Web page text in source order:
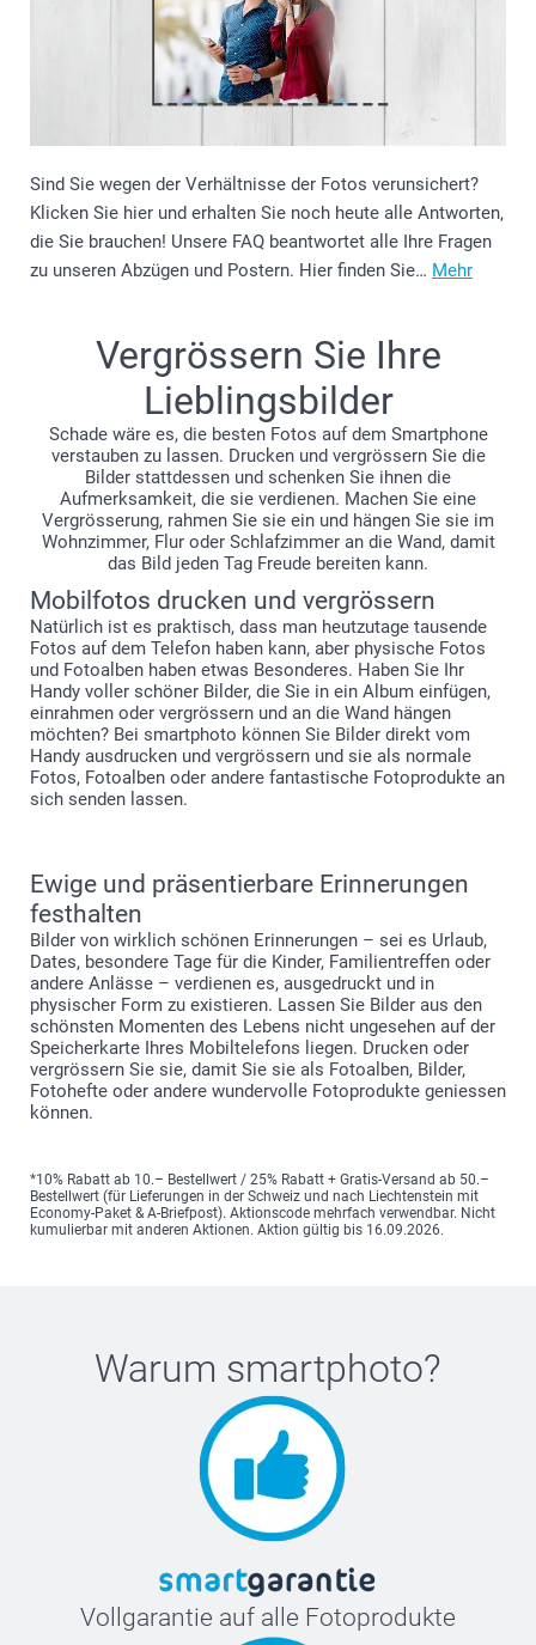
Sind Sie wegen der Verhältnisse der Fotos verunsichert?
Klicken Sie hier und erhalten Sie noch heute alle Antworten,
die Sie brauchen! Unsere FAQ beantwortet alle Ihre Fragen
zu unseren Abzügen und Postern. Hier finden Sie… Mehr
Vergrössern Sie Ihre
Lieblingsbilder
Schade wäre es, die besten Fotos auf dem Smartphone
verstauben zu lassen. Drucken und vergrössern Sie die
Bilder stattdessen und schenken Sie ihnen die
Aufmerksamkeit, die sie verdienen. Machen Sie eine
Vergrösserung, rahmen Sie sie ein und hängen Sie sie im
Wohnzimmer, Flur oder Schlafzimmer an die Wand, damit
das Bild jeden Tag Freude bereiten kann.
Mobilfotos drucken und vergrössern
Natürlich ist es praktisch, dass man heutzutage tausende
Fotos auf dem Telefon haben kann, aber physische Fotos
und Fotoalben haben etwas Besonderes. Haben Sie Ihr
Handy voller schöner Bilder, die Sie in ein Album einfügen,
einrahmen oder vergrössern und an die Wand hängen
möchten? Bei smartphoto können Sie Bilder direkt vom
Handy ausdrucken und vergrössern und sie als normale
Fotos, Fotoalben oder andere fantastische Fotoprodukte an
sich senden lassen.
Ewige und präsentierbare Erinnerungen
festhalten
Bilder von wirklich schönen Erinnerungen – sei es Urlaub,
Dates, besondere Tage für die Kinder, Familientreffen oder
andere Anlässe – verdienen es, ausgedruckt und in
physischer Form zu existieren. Lassen Sie Bilder aus den
schönsten Momenten des Lebens nicht ungesehen auf der
Speicherkarte Ihres Mobiltelefons liegen. Drucken oder
vergrössern Sie sie, damit Sie sie als Fotoalben, Bilder,
Fotohefte oder andere wundervolle Fotoprodukte geniessen
können.
*10% Rabatt ab 10.– Bestellwert / 25% Rabatt + Gratis-Versand ab 50.–
Bestellwert (für Lieferungen in der Schweiz und nach Liechtenstein mit
Economy-Paket & A-Briefpost). Aktionscode mehrfach verwendbar. Nicht
kumulierbar mit anderen Aktionen. Aktion gültig bis 16.09.2026.
Warum smartphoto?
Vollgarantie auf alle Fotoprodukte